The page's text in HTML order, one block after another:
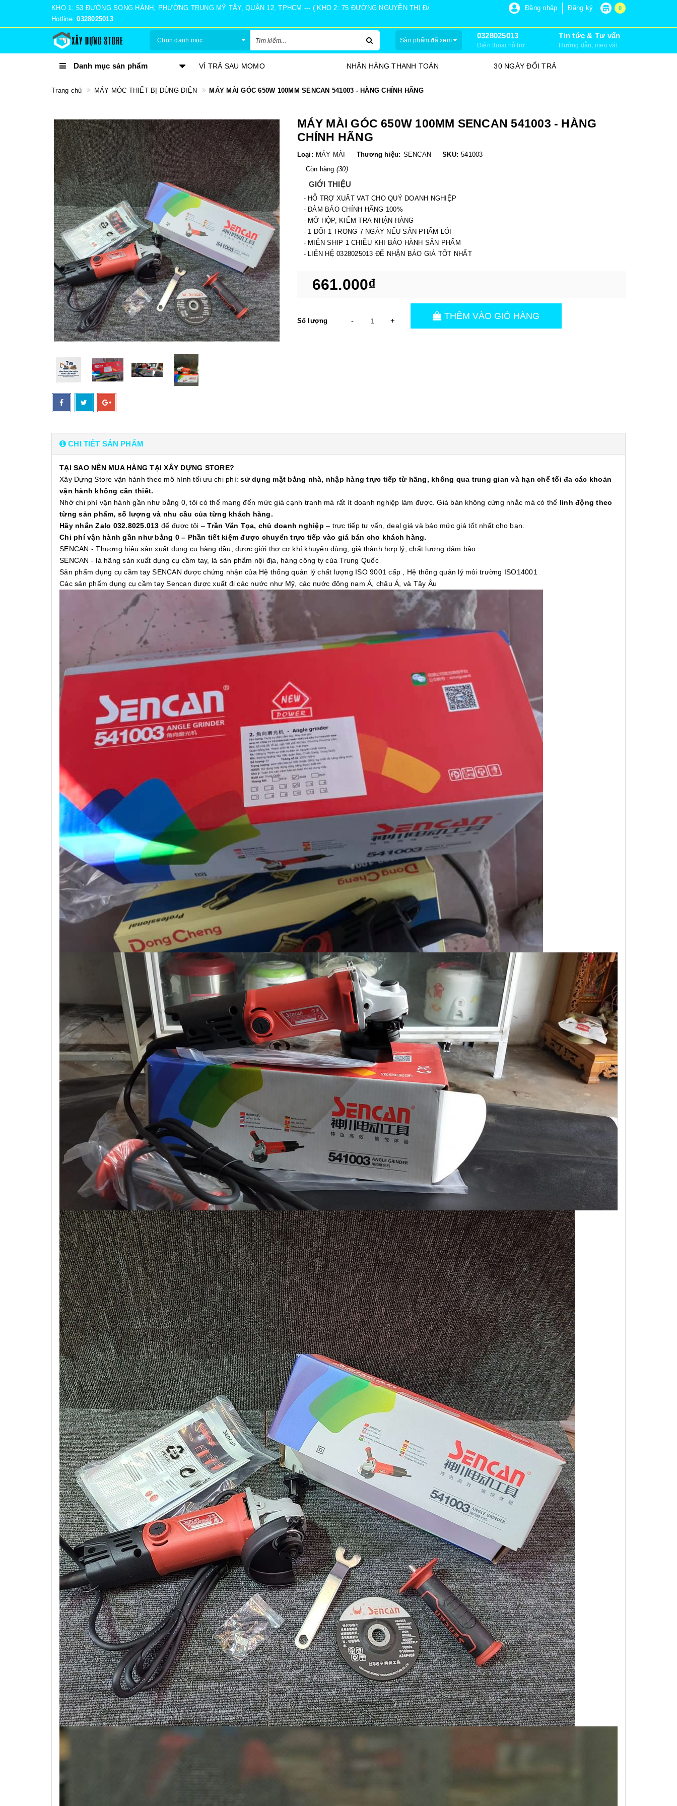
KHO 1: 53 ĐƯỜNG SONG HÀNH, PHƯỜNG TRUNG MỸ TÂY, QUẬN 12, TPHCM --- ( KHO 2: 75 ĐƯỜNG NGUYỄN THỊ ĐÀNH, ẤP 6, XUÂN THỚI SƠN, HÓC MÔN)
Hotline:0328025013
0
Đăng nhập Đăng ký
Chọn danh mục Sản phẩm đã xem
0328025013
Điện thoại hỗ trợ
Tin tức & Tư vấn
Hướng dẫn, mẹo vặt
Danh mục sản phẩm
TRẢ GÓP 0% VÍ TRẢ SAU MOMO NHẬN HÀNG THANH TOÁN 30 NGÀY ĐỔI TRẢ
Trang chủ MÁY MÓC THIẾT BỊ DÙNG ĐIỆN MÁY MÀI GÓC 650W 100MM SENCAN 541003 - HÀNG CHÍNH HÃNG
MÁY MÀI GÓC 650W 100MM SENCAN 541003 - HÀNG
CHÍNH HÃNG
Loại: MÁY MÀI Thương hiệu: SENCAN SKU: 541003
Còn hàng (30)
GIỚI THIỆU
- HỖ TRỢ XUẤT VAT CHO QUÝ DOANH NGHIỆP
- ĐẢM BẢO CHÍNH HÃNG 100%
- MỞ HỘP, KIỂM TRA NHẬN HÀNG
- 1 ĐỔI 1 TRONG 7 NGÀY NẾU SẢN PHẨM LỖI
- MIỄN SHIP 1 CHIỀU KHI BẢO HÀNH SẢN PHẨM
- LIÊN HỆ 0328025013 ĐỂ NHẬN BÁO GIÁ TỐT NHẤT
661.000₫
Số lượng - + THÊM VÀO GIỎ HÀNG
CHI TIẾT SẢN PHẨM
TẠI SAO NÊN MUA HÀNG TẠI XÂY DỰNG STORE?
Xây Dựng Store vận hành theo mô hình tối ưu chi phí:sử dụng mặt bằng nhà, nhập hàng trực tiếp từ hãng, không qua trung gian và hạn chế tối đa các khoản
vận hành không cần thiết.
Nhờ chi phí vận hành gần như bằng 0, tôi có thể mang đến mức giá cạnh tranh mà rất ít doanh nghiệp làm được. Giá bán không cứng nhắc mà có thể linh động theo
từng sản phẩm, số lượng và nhu cầu của từng khách hàng.
Hãy nhắn Zalo 032.8025.013 để được tôi –Trần Văn Tọa, chủ doanh nghiệp – trực tiếp tư vấn, deal giá và báo mức giá tốt nhất cho bạn.
Chi phí vận hành gần như bằng 0 – Phần tiết kiệm được chuyển trực tiếp vào giá bán cho khách hàng.
SENCAN - Thương hiệu sản xuất dụng cụ hàng đầu, được giới thợ cơ khí khuyên dùng, giá thành hợp lý, chất lượng đảm bảo
SENCAN - là hãng sản xuất dụng cụ cầm tay, là sản phẩm nội địa, hàng công ty của Trung Quốc
Sản phẩm dụng cụ cầm tay SENCAN được chứng nhận của Hệ thống quản lý chất lượng ISO 9001 cấp , Hệ thống quản lý môi trường ISO14001
Các sản phẩm dụng cụ cầm tay Sencan được xuất đi các nước như Mỹ, các nước đông nam Á, châu Á, và Tây Âu